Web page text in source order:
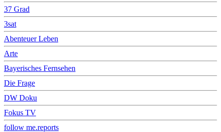
37 Grad
3sat
Abenteuer Leben
Arte
Bayerisches Fernsehen
Die Frage
DW Doku
Fokus TV
follow me.reports